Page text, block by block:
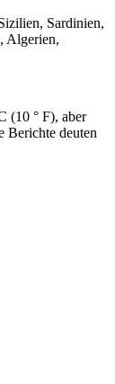
Sardinien,
Algerien,
(10 ° F), aber
Berichte deuten